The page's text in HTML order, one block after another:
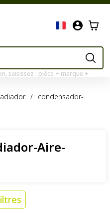
saisissez : pièce + marque +
/ condensador-
Aire-